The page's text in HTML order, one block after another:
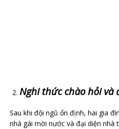
Nghi thức chào hỏi và
Sau khi đội ngũ ổn định, hai gia
nhà gái mời nước và đại diện nhà